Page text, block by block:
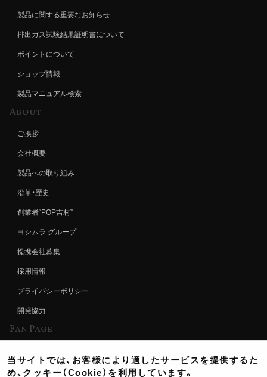
製品に関する重要なお知らせ
排出ガス試験結果証明書について
ポイントについて
ショップ情報
製品マニュアル検索
About
ご挨拶
会社概要
製品への取り組み
沿革・歴史
創業者“POP吉村”
ヨシムラ グループ
提携会社募集
採用情報
プライバシーポリシー
開発協力
Fan Page
ヨシムラTV
当サイトでは、お客様により適したサービスを提供するた
め、クッキー（Cookie）を利用しています。